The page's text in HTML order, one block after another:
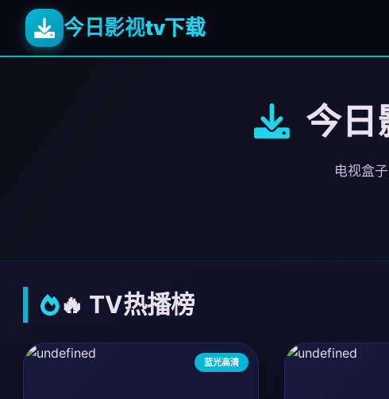
今日影视tv下载
今日
电视盒
🔥 TV热播榜
蓝光高清